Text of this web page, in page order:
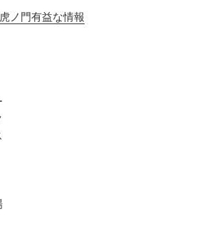
ノ門有益な情報